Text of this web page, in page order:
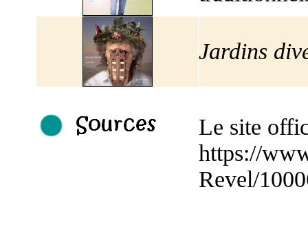
Jardins
Le site
https://
Revel/